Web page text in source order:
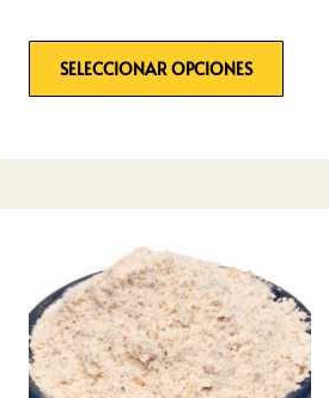
SELECCIONAR OPCIONES